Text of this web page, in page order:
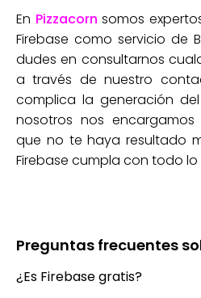
En Pizzacorn somos
Firebase como servicio de
dudes en consultarnos
a través de nuestro
complica la generación
nosotros nos encargamos
que no te haya resultado
Firebase cumpla con todo
Preguntas frecuentes
¿Es Firebase gratis?